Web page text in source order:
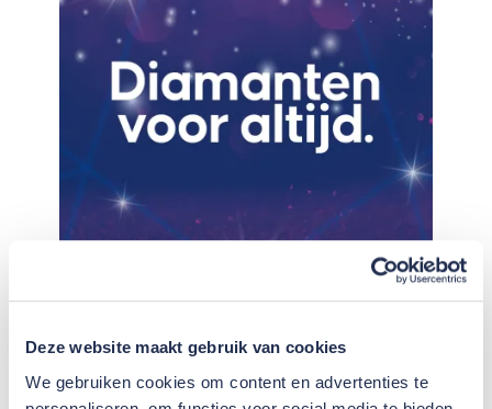
Deze website maakt gebruik van cookies
We gebruiken cookies om content en advertenties te
VB Groep 150 jaar